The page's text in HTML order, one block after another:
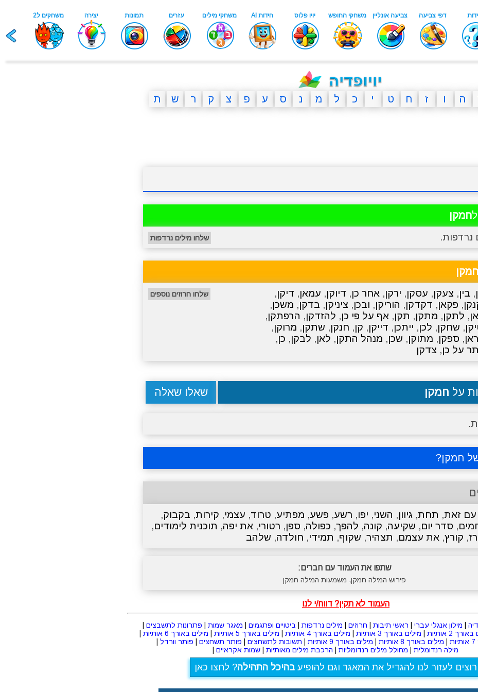
ה ו ז ח ט י כ ל מ נ ס ע פ צ ק ר ש ת
חמקן
נרדפות. שלחו מילים נרדפות
חמקן
, בין, צעקן, עסקן, ירקן, אחר כן, דיוקן, עמאן, דיקן,
, פקאן, דקדקן, הוריקן, ובכן, ציניקן, בדקן, משכן,
, לתקן, מתקן, תקן, אף על פי כן, להזדקן, הרפתקן,
, שחקן, לכן, ייתכן, דייקן, קן, חנקן, שתקן, מרוקן,
, ספקן, מתוקן, שכן, מנהל התקן, לאן, לבקן, כן,
על כן, צדקן
שלחו חרוזים נוספים
על חמקן שאלו שאלה
חמקן?
עם זאת, תחת, גיוון, השני, יפו, רשע, פשע, מפתיע, טרוד, עצמי, קירות, בקבוק,
, סדר יום, שקיעה, קונה, להפך, כפולה, ספן, רטורי, את יפה, תוכנית לימודים,
רז, קורץ, את עצמם, תצהיר, שקוף, תמידי, חולדה, שלהב
שתפו את העמוד עם חברים:
פירוש המילה חמקן, משמעות המילה חמקן
העמוד לא תקין? דווח/י לנו
מילון אנגלי עברי ראשי תיבות חרוזים מילים נרדפות ביטויים ופתגמים מאגר שמות פתרונות לתשבצים
2 אותיות מילים באורך 3 אותיות מילים באורך 4 אותיות מילים באורך 5 אותיות מילים באורך 6 אותיות
מילים באורך 8 אותיות מילים באורך 9 אותיות תשובות לתשחצים פותר תשחצים פותר וורדל
מילה רנדומלית
מחולל מילים רנדומליות הרכבת מילים מאותיות שמות אקראיים
רוצים לעזור לנו להגדיל את המאגר וגם להופיעבהיכל התהילה? לחצו כאן